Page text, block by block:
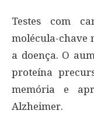
Testes com
molécula-chave
a doença. O
proteína
memória e
Alzheimer.